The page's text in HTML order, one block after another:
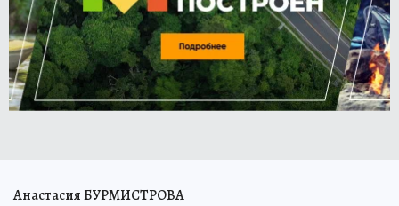
Анастасия БУРМИСТРОВА